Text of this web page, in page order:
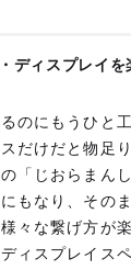
ディスプレイ
のにもうひと
だけだと物足
「じおらまん
もなり、その
々な繋げ方が
ィスプレイス